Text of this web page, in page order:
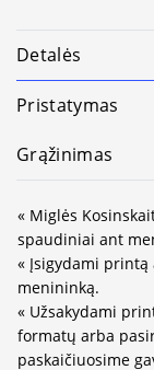
Detalės
Pristatymas
Grąžinimas
« Miglės
spaudiniai ant
« Įsigydami printą
menininką.
« Užsakydami
formatų arba
paskaičiuosime